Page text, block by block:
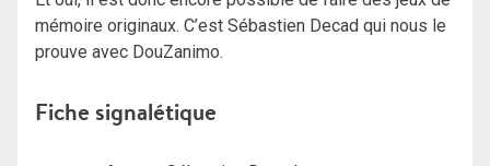
mémoire originaux. C’est Sébastien Decad qui nous le
prouve avec DouZanimo.
Fiche signalétique